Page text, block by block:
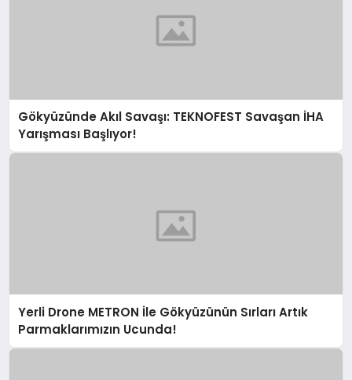
Gökyüzünde Akıl Savaşı: TEKNOFEST Savaşan İHA
Yarışması Başlıyor!
Yerli Drone METRON İle Gökyüzünün Sırları Artık
Parmaklarımızın Ucunda!